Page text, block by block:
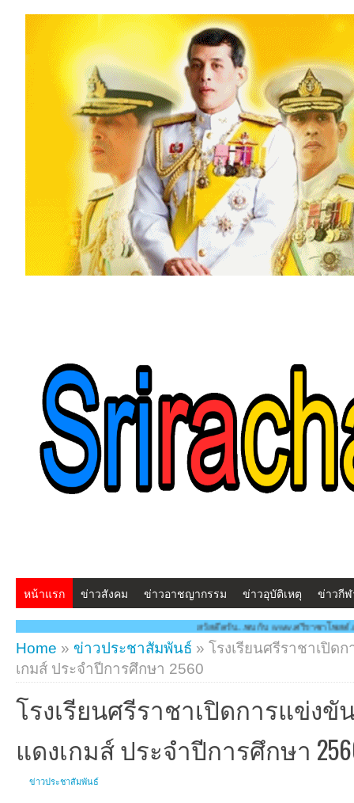
หน้าแรก ข่าวสังคม ข่าวอาชญากรรม ข่าวอุบัติเหตุ ข่าวกี
สวัสดีครับ...พบกับ www.ศรีราชาโพสต์.com โฉมใหม่!! "สร้าง
Home » ข่าวประชาสัมพันธ์ » โรงเรียนศรีราชาเปิด
เกมส์ ประจำปีการศึกษา 2560
โรงเรียนศรีราชาเปิดการแข่ง
แดงเกมส์ ประจำปีการศึกษา
ข่าวประชาสัมพันธ์